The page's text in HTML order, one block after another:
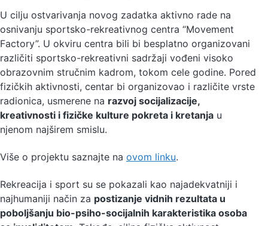
U cilju ostvarivanja novog zadatka aktivno rade na
osnivanju sportsko-rekreativnog centra “Movement
Factory”. U okviru centra bili bi besplatno organizovani
različiti sportsko-rekreativni sadržaji vođeni visoko
obrazovnim stručnim kadrom, tokom cele godine. Pored
fizičkih aktivnosti, centar bi organizovao i različite vrste
radionica, usmerene na razvoj socijalizacije,
kreativnosti i fizičke kulture pokreta i kretanja u
njenom najširem smislu.
Više o projektu saznajte na ovom linku.
Rekreacija i sport su se pokazali kao najadekvatniji i
najhumaniji način za postizanje vidnih rezultata u
poboljšanju bio-psiho-socijalnih karakteristika osoba